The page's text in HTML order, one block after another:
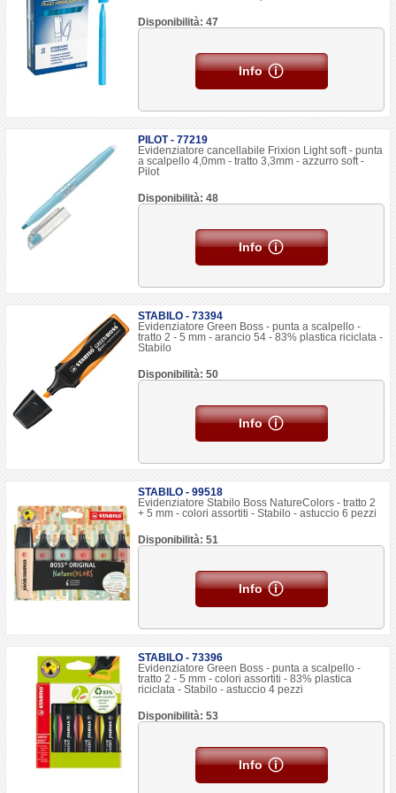
Disponibilità: 47
Info
PILOT - 77219
Evidenziatore cancellabile Frixion Light soft - punta
a scalpello 4,0mm - tratto 3,3mm - azzurro soft -
Pilot
Disponibilità: 48
Info
STABILO - 73394
Evidenziatore Green Boss - punta a scalpello -
tratto 2 - 5 mm - arancio 54 - 83% plastica riciclata -
Stabilo
Disponibilità: 50
Info
STABILO - 99518
Evidenziatore Stabilo Boss NatureColors - tratto 2
+ 5 mm - colori assortiti - Stabilo - astuccio 6 pezzi
Disponibilità: 51
Info
STABILO - 73396
Evidenziatore Green Boss - punta a scalpello -
tratto 2 - 5 mm - colori assortiti - 83% plastica
riciclata - Stabilo - astuccio 4 pezzi
Disponibilità: 53
Info